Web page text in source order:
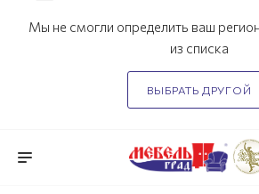
Мы не смогли определить ваш
из списка
ВЫБРАТЬ ДРУГОЙ